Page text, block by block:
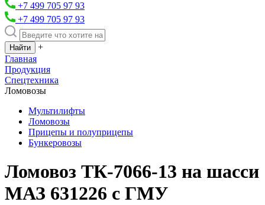
+7 499 705 97 93
+7 499 705 97 93
+
Главная
Продукция
Спецтехника
Ломовозы
Мультилифты
Ломовозы
Прицепы и полуприцепы
Бункеровозы
Ломовоз ТК-7066-13 на шасси
МАЗ 631226 с ГМУ